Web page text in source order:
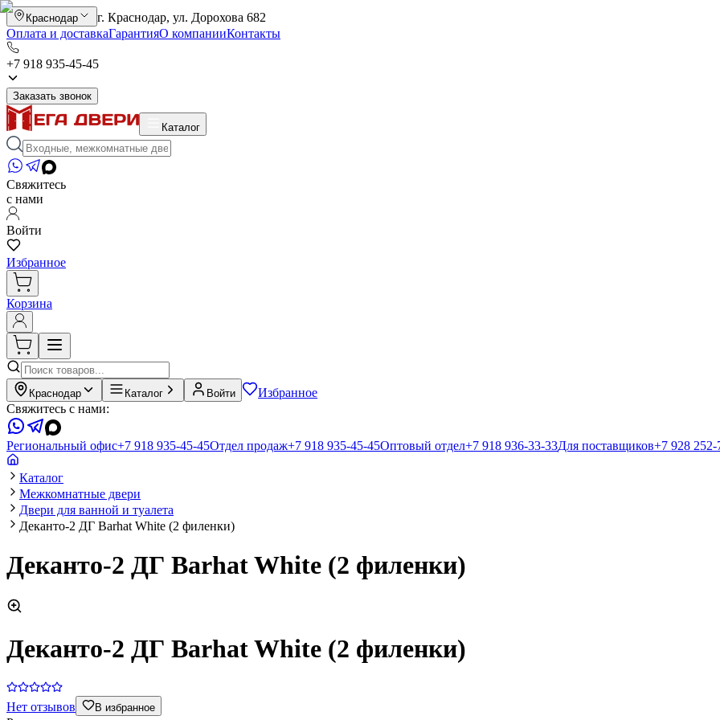
Краснодар
г. Краснодар, ул. Дорохова 682
Оплата и доставкаГарантияО компанииКонтакты
+7 918 935-45-45
Заказать звонок
Каталог
Свяжитесь
с нами
Войти
Избранное
Корзина
Краснодар Каталог Войти
Избранное
Свяжитесь с нами:
Региональный офис+7 918 935-45-45Отдел продаж+7 918 935-45-45Оптовый отдел+7 918 936-33-33Для поставщиков+7 928 252-
Каталог
Межкомнатные двери
Двери для ванной и туалета
Деканто-2 ДГ Barhat White (2 филенки)
Деканто-2 ДГ Barhat White (2 филенки)
Деканто-2 ДГ Barhat White (2 филенки)
Нет отзывов В избранное